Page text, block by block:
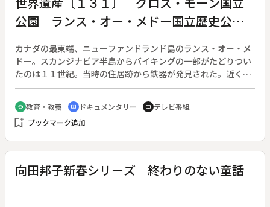
公園 ランス・オー・メドー国立歴史公
カナダの最東端、ニューファンドランド島のランス・オー・メ
ドー。スカンジナビア半島からバイキングの一部がたどりつい
たのは１１世紀。当時の住居跡から鉄器が発見された。近くに
は鉄を含んだ沼鉄鉱も見つかる。その後、バイキングは先住民
との戦いに敗れ、姿を消した。◆グロス・モーンは地球の歴史
を物語る。テーブルランドは、マントルにあった岩石が突き上
げられて固まったものだ。グリーンポイントでは、アメリカ大
ス・モーン国立公園、ランス・オー・メドー国立歴史公園
school 教育・教養 cinematic_blur ドキュメンタリー tv テレビ番組
bookmark_add ブックマーク追加
向田邦子新春シリーズ 終わりのない童話